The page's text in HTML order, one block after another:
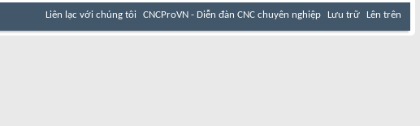
Liên lạc với chúng tôi CNCProVN - Diễn đàn CNC chuyên nghiệp Lưu trữ Lên trên